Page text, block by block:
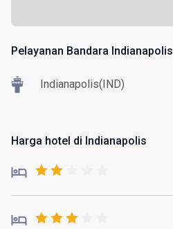
Pelayanan Bandara Indianapolis
Indianapolis(IND)
Harga hotel di Indianapolis